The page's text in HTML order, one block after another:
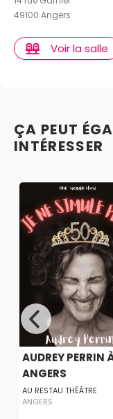
49100 Angers
Voir la salle
ÇA PEUT
INTÉRESSER
AUDREY PERRIN
ANGERS
AU RESTAU THÉÂTRE
ANGERS